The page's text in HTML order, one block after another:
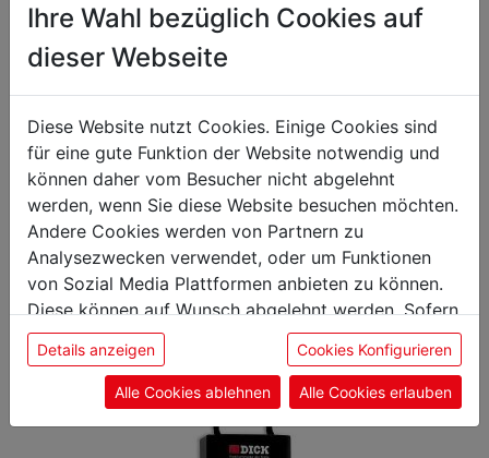
Abmessungen
Länge: 49,50 cm
Breite: 36,00 cm
Höhe: 11,00 cm
Gewicht: 5,23 kg
Das könnte Sie auch
interessieren
Ihre Wahl bezüglich Cookies auf
dieser Webseite
Diese Website nutzt Cookies. Einige Cookies sind
für eine gute Funktion der Website notwendig und
können daher vom Besucher nicht abgelehnt
werden, wenn Sie diese Website besuchen möchten.
Andere Cookies werden von Partnern zu
Analysezwecken verwendet, oder um Funktionen
von Sozial Media Plattformen anbieten zu können.
Diese können auf Wunsch abgelehnt werden. Sofern
sie unsere Webseite weiter nutzen, geben Sie
Einwilligung zu unseren Cookies.
Details anzeigen Cookies Konfigurieren
Alle Cookies ablehnen Alle Cookies erlauben